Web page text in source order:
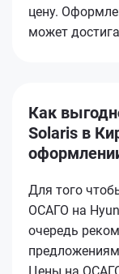
цену.
может
Как
Solaris в
Для того
ОСАГО на
очередь